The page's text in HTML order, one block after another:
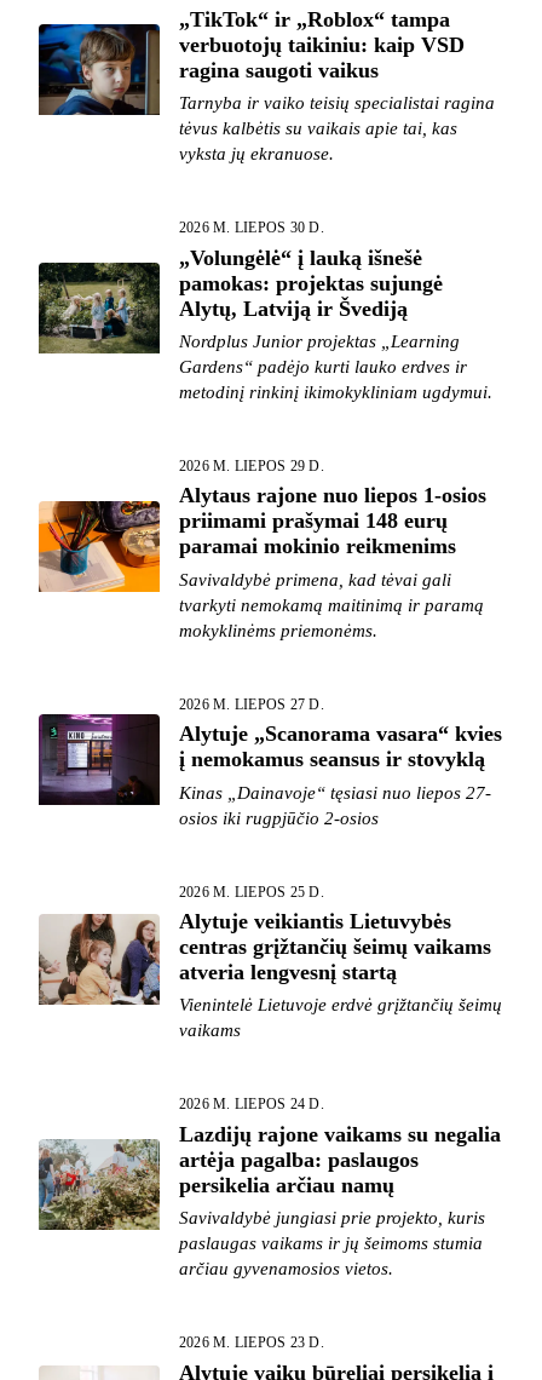
„TikTok“ ir „Roblox“ tampa
verbuotojų taikiniu: kaip VSD
ragina saugoti vaikus
Tarnyba ir vaiko teisių specialistai ragina
tėvus kalbėtis su vaikais apie tai, kas
vyksta jų ekranuose.
2026 M. LIEPOS 30 D.
„Volungėlė“ į lauką išnešė
pamokas: projektas sujungė
Alytų, Latviją ir Švediją
Nordplus Junior projektas „Learning
Gardens“ padėjo kurti lauko erdves ir
metodinį rinkinį ikimokykliniam ugdymui.
2026 M. LIEPOS 29 D.
Alytaus rajone nuo liepos 1-osios
priimami prašymai 148 eurų
paramai mokinio reikmenims
Savivaldybė primena, kad tėvai gali
tvarkyti nemokamą maitinimą ir paramą
mokyklinėms priemonėms.
2026 M. LIEPOS 27 D.
Alytuje „Scanorama vasara“ kvies
į nemokamus seansus ir stovyklą
Kinas „Dainavoje“ tęsiasi nuo liepos 27-
osios iki rugpjūčio 2-osios
2026 M. LIEPOS 25 D.
Alytuje veikiantis Lietuvybės
centras grįžtančių šeimų vaikams
atveria lengvesnį startą
Vienintelė Lietuvoje erdvė grįžtančių šeimų
vaikams
2026 M. LIEPOS 24 D.
Lazdijų rajone vaikams su negalia
artėja pagalba: paslaugos
persikelia arčiau namų
Savivaldybė jungiasi prie projekto, kuris
paslaugas vaikams ir jų šeimoms stumia
arčiau gyvenamosios vietos.
2026 M. LIEPOS 23 D.
Alytuje vaikų būreliai persikelia į